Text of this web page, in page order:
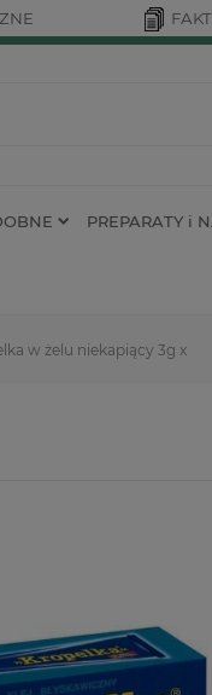
PREPARATY i
w żelu niekapiący 3g x